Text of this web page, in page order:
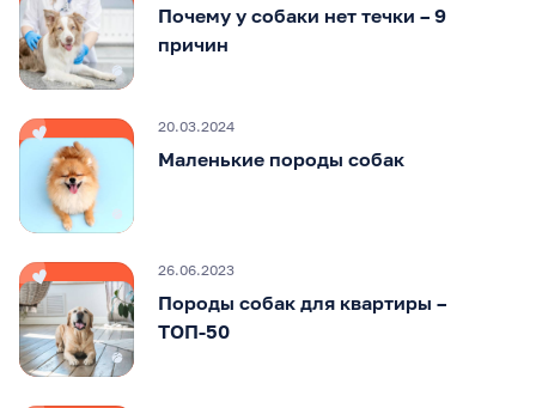
Почему у собаки нет течки – 9
причин
20.03.2024
Маленькие породы собак
26.06.2023
Породы собак для квартиры –
ТОП-50